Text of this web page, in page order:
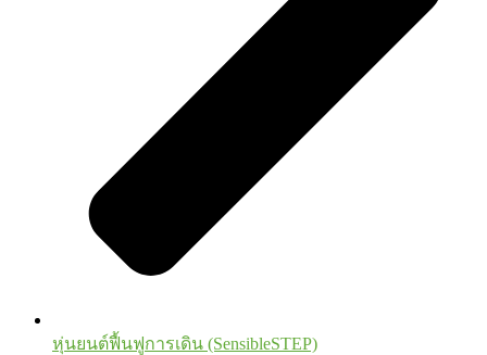
หุ่นยนต์ฟื้นฟูการเดิน (SensibleSTEP)